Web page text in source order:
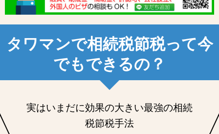
タワマンで相続税節税って今
でもできるの？
実はいまだに効果の大きい最強の相続
税節税手法